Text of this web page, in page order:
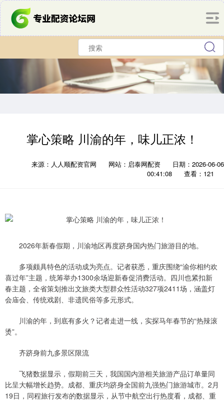
掌心策略 川渝的年，味儿正浓！
来源：人人顺配资官网 网站：启泰网配资
日期：2026-06-06
00:41:08
查看：121
2026年新春假期，川渝地区再度跻身国内热门旅游目的地。
多项颇具特色的活动成为亮点。记者获悉，重庆围绕“渝你相约欢
喜过年”主题，统筹举办1300余场迎新春促消费活动。四川也紧扣新
春主题，全省策划推出文旅类大型群众性活动327项2411场，涵盖灯
会庙会、传统戏剧、非遗民俗等多元形式。
川渝的年，到底有多火？记者走进一线，实探马年春节的“热辣滚
烫”。
齐跻身前九多景区限流
飞猪数据显示，假期前三天，我国国内游相关旅游产品订单量同
比呈大幅增长趋势。成都、重庆均跻身全国前九强热门旅游城市。2月
19日，同程旅行发布的数据显示，从节中航空出行热度看，成都、重